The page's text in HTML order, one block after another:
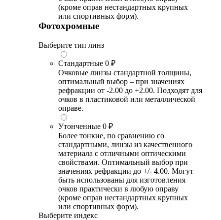
(кроме оправ нестандартных крупных
или спортивных форм).
Фотохромные
Выберите тип линз
Стандартные 0 ₽
Очковые линзы стандартной толщины,
оптимальный выбор – при значениях
рефракции от -2.00 до +2.00. Подходят для
очков в пластиковой или металлической
оправе.
Утонченные 0 ₽
Более тонкие, по сравнению со
стандартными, линзы из качественного
материала с отличными оптическими
свойствами. Оптимальный выбор при
значениях рефракции до +/- 4.00. Могут
быть использованы для изготовления
очков практически в любую оправу
(кроме оправ нестандартных крупных
или спортивных форм).
Выберите индекс